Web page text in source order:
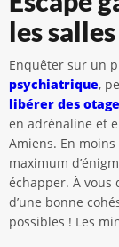
les salles
Enquêter sur un
psychiatrique,
libérer des
en adrénaline et
Amiens. En
maximum
échapper. À vous
d’une bonne
possibles ! Les